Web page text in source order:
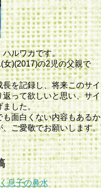
ハルワカです。
女)(2017)の2児の父親で
長を記録し、将来このサイ
返って欲しいと思い、サイ
ました。
も面白くない内容もあるか
、ご愛敬でお願いします。
息子の鼻水